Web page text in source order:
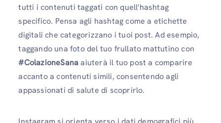
tutti i contenuti taggati con quell'hashtag
specifico. Pensa agli hashtag come a etichette
digitali che categorizzano i tuoi post. Ad esempio,
taggando una foto del tuo frullato mattutino con
#ColazioneSanaaiuterà il tuo post a comparire
accanto a contenuti simili, consentendo agli
appassionati di salute di scoprirlo.